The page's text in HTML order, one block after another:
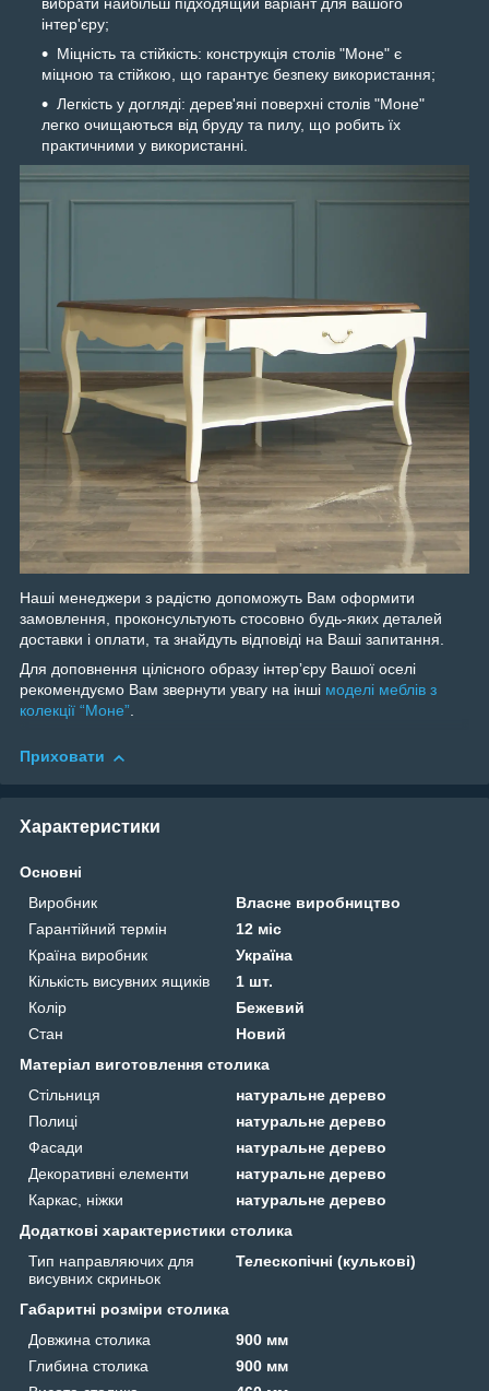
інтер'єру;
Міцність та стійкість: конструкція столів "Моне" є
міцною та стійкою, що гарантує безпеку використання;
Легкість у догляді: дерев'яні поверхні столів "Моне"
легко очищаються від бруду та пилу, що робить їх
практичними у використанні.
Наші менеджери з радістю допоможуть Вам оформити
замовлення, проконсультують стосовно будь-яких деталей
доставки і оплати, та знайдуть відповіді на Ваші запитання.
Для доповнення цілісного образу інтерʼєру Вашої оселі
рекомендуємо Вам звернути увагу на інші моделі меблів з
колекції “Моне”.
Приховати
Характеристики
Основні
Виробник
Власне виробництво
Гарантійний термін
12 міс
Країна виробник
Україна
Кількість висувних ящиків
1 шт.
Колір
Бежевий
Стан
Новий
Матеріал виготовлення столика
Стільниця
натуральне дерево
Полиці
натуральне дерево
Фасади
натуральне дерево
Декоративні елементи
натуральне дерево
Каркас, ніжки
натуральне дерево
Додаткові характеристики столика
Тип направляючих для
висувних скриньок
Телескопічні (кулькові)
Габаритні розміри столика
Довжина столика
900 мм
Глибина столика
900 мм